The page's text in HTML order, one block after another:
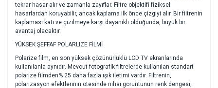
tekrar hasar alır ve zamanla zayıflar. Filtre objektifi fiziksel
hasarlardan koruyabilir, ancak kaplama ilk önce çizgiyi alır. Bir filtrenin
kaplaması katı ve çizilmeye karşı dayanıklı olduğunda, büyük bir
avantaj olacaktır.
YÜKSEK ŞEFFAF POLARLIZE FİLMİ
Polarize film, en son yüksek çözünürlüklü LCD TV ekranlarında
kullanılanla aynıdır. Mevcut fotografik filtrelerde kullanılan standart
polarize filmden% 25 daha fazla ışık iletimi vardır. Filtrenin,
polarizasyon efektlerinin ötesinde nihai görüntünün renk dengesi,